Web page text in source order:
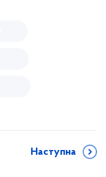
Наступна